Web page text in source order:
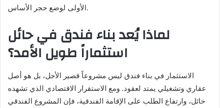
الأولى لوضع حجر الأساس.
لماذا يُعد بناء فندق في حائل
استثماراً طويل الأمد؟
الاستثمار في بناء فندق ليس مشروعاً قصير الأجل، بل هو أصل
عقاري وتشغيلي يمتد لعقود. ومع الاستقرار الاقتصادي الذي تشهده
حائل، وارتفاع الطلب على الإقامة الفندقية، فإن المشروع الفندقي